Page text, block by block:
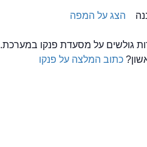
הצג על המפה
גולשים על מסעדת פנקו במערכת.
כתוב המלצה על פנקו